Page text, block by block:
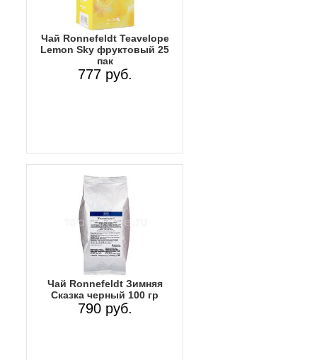
Чай Ronnefeldt Teavelope
Lemon Sky фруктовый 25
пак
777 руб.
Чай Ronnefeldt Зимняя
Сказка черный 100 гр
790 руб.